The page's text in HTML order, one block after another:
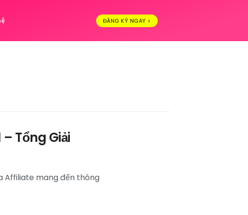
ĐĂNG KÝ NGAY >
– Tổng Giải
Affiliate mang đến thông